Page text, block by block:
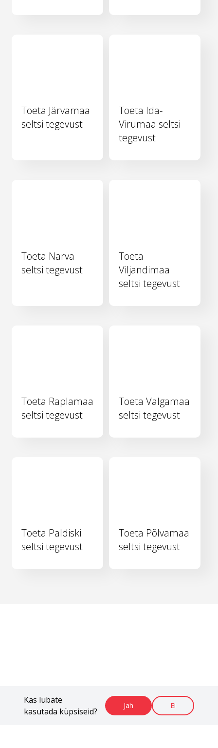
Kas lubate
kasutada küpsiseid?
Jah Ei
Toeta Järvamaa
seltsi tegevust
Toeta Ida-
Virumaa seltsi
tegevust
Toeta Narva
seltsi tegevust
Toeta
Viljandimaa
seltsi tegevust
Toeta Raplamaa
seltsi tegevust
Toeta Valgamaa
seltsi tegevust
Toeta Paldiski
seltsi tegevust
Toeta Põlvamaa
seltsi tegevust